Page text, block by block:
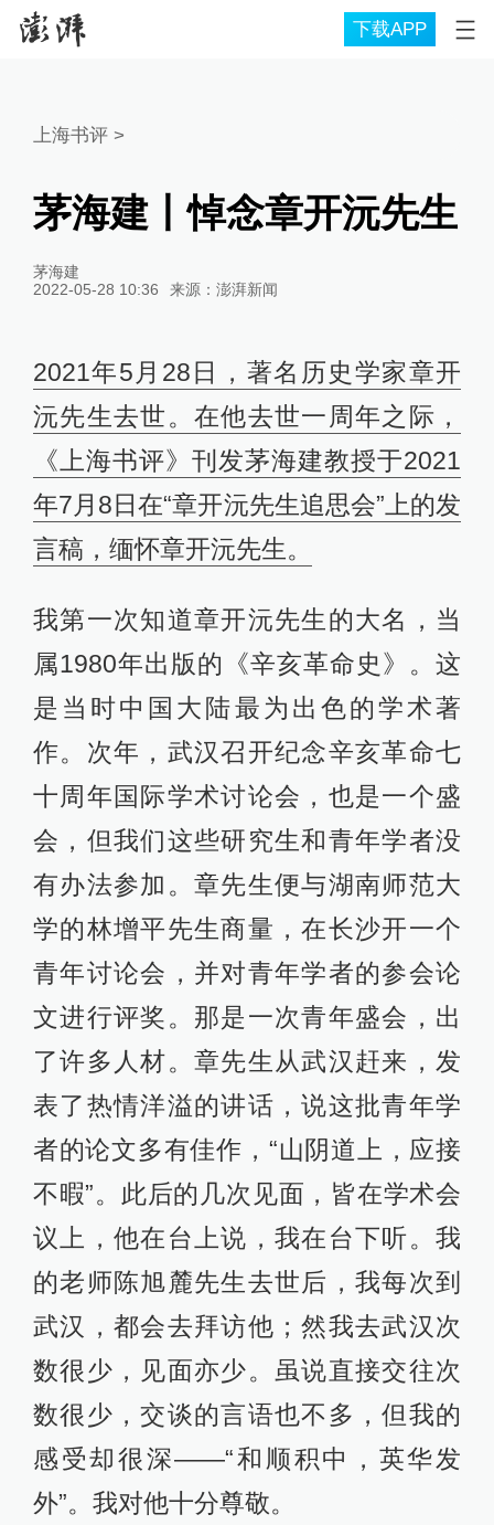
下载APP
上海书评>
茅海建丨悼念章开沅先生
茅海建
2022-05-28 10:36
来源： 澎湃新闻
2021年5月28日，著名历史学家章开
沅先生去世。在他去世一周年之际，
《上海书评》刊发茅海建教授于2021
年7月8日在“章开沅先生追思会”上的发
言稿，缅怀章开沅先生。
我第一次知道章开沅先生的大名，当
属1980年出版的《辛亥革命史》。这
是当时中国大陆最为出色的学术著
作。次年，武汉召开纪念辛亥革命七
十周年国际学术讨论会，也是一个盛
会，但我们这些研究生和青年学者没
有办法参加。章先生便与湖南师范大
学的林增平先生商量，在长沙开一个
青年讨论会，并对青年学者的参会论
文进行评奖。那是一次青年盛会，出
了许多人材。章先生从武汉赶来，发
表了热情洋溢的讲话，说这批青年学
者的论文多有佳作，“山阴道上，应接
不暇”。此后的几次见面，皆在学术会
议上，他在台上说，我在台下听。我
的老师陈旭麓先生去世后，我每次到
武汉，都会去拜访他；然我去武汉次
数很少，见面亦少。虽说直接交往次
数很少，交谈的言语也不多，但我的
感受却很深——“和顺积中，英华发
外”。我对他十分尊敬。